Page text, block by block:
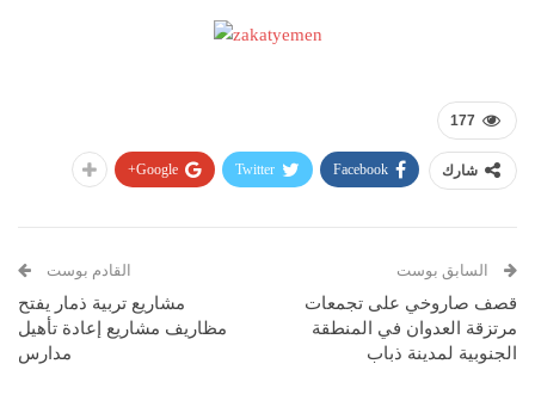
177
شارك Facebook
Twitter
Google+
السابق بوست
قصف صاروخي على تجمعات
مرتزقة العدوان في المنطقة
الجنوبية لمدينة ذباب
القادم بوست
مشاريع تربية ذمار يفتح
مظاريف مشاريع إعادة تأهيل
مدارس